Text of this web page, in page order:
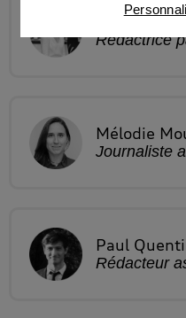
Mathilde
Rédactrice
Mélodie
Journaliste
Paul
Rédacteur